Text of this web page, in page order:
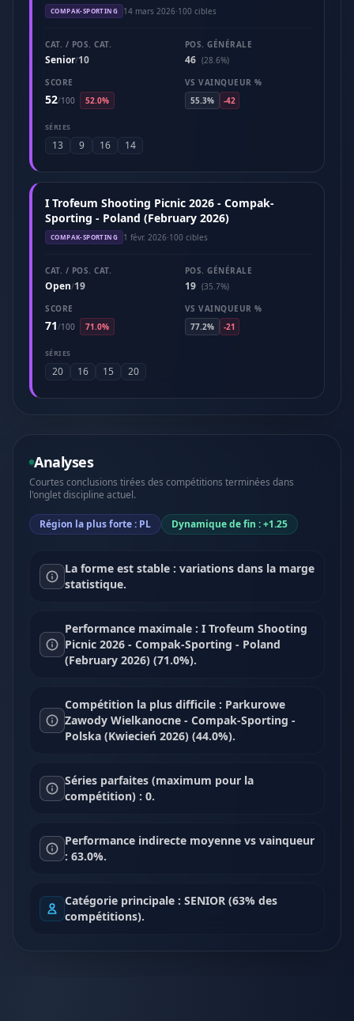
COMPAK-SPORTING 14 mars 2026·100 cibles
CAT. / POS. CAT.
Senior/10
POS. GÉNÉRALE
46 (28.6%)
SCORE
52/100 52.0%
VS VAINQUEUR %
55.3%
-42
SÉRIES
13 9 16 14
I Trofeum Shooting Picnic 2026 - Compak-
Sporting - Poland (February 2026)
COMPAK-SPORTING 1 févr. 2026·100 cibles
CAT. / POS. CAT.
Open/19
POS. GÉNÉRALE
19 (35.7%)
SCORE
71/100 71.0%
VS VAINQUEUR %
77.2%
-21
SÉRIES
20 16 15 20
Analyses
Courtes conclusions tirées des compétitions terminées dans
l'onglet discipline actuel.
Région la plus forte : PL Dynamique de fin : +1.25
La forme est stable : variations dans la marge
statistique.
Performance maximale : I Trofeum Shooting
Picnic 2026 - Compak-Sporting - Poland
(February 2026) (71.0%).
Compétition la plus difficile : Parkurowe
Zawody Wielkanocne - Compak-Sporting -
Polska (Kwiecień 2026) (44.0%).
Séries parfaites (maximum pour la
compétition) : 0.
Performance indirecte moyenne vs vainqueur
: 63.0%.
Catégorie principale : SENIOR (63% des
compétitions).